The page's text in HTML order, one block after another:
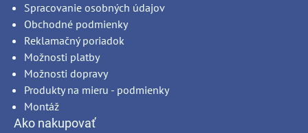
Spracovanie osobných údajov
Obchodné podmienky
Reklamačný poriadok
Možnosti platby
Možnosti dopravy
Produkty na mieru - podmienky
Montáž
Ako nakupovať